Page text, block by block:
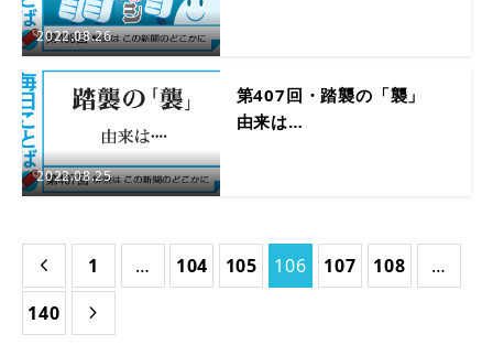
2022.08.26
2022.08.25
第407回・踏襲の「襲」
由来は…
 1 … 104 105 106 107 108
…
140
